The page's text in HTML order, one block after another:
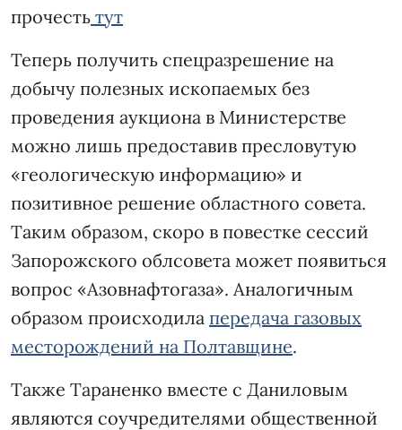
прочесть тут
Теперь получить спецразрешение на
добычу полезных ископаемых без
проведения аукциона в Министерстве
можно лишь предоставив пресловутую
«геологическую информацию» и
позитивное решение областного совета.
Таким образом, скоро в повестке сессий
Запорожского облсовета может появиться
вопрос «Азовнафтогаза». Аналогичным
образом происходила передача газовых
месторождений на Полтавщине.
Также Тараненко вместе с Даниловым
являются соучредителями общественной